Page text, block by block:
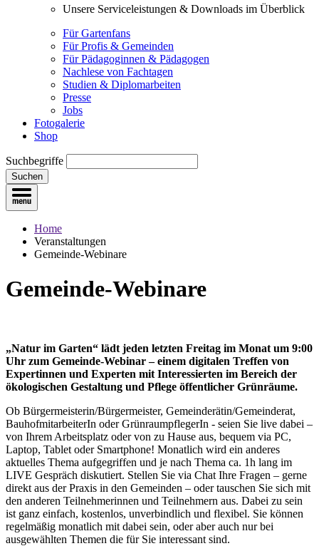
Unsere Serviceleistungen & Downloads im Überblick
Für Gartenfans
Für Profis & Gemeinden
Für Pädagoginnen & Pädagogen
Nachlese von Fachtagen
Studien & Diplomarbeiten
Presse
Jobs
Fotogalerie
Shop
Suchbegriffe
Suchen
Home
Veranstaltungen
Gemeinde-Webinare
Gemeinde-Webinare
„Natur im Garten“ lädt jeden letzten Freitag im Monat um 9:00
Uhr zum Gemeinde-Webinar – einem digitalen Treffen von
Expertinnen und Experten mit Interessierten im Bereich der
ökologischen Gestaltung und Pflege öffentlicher Grünräume.
Ob Bürgermeisterin/Bürgermeister, Gemeinderätin/Gemeinderat,
BauhofmitarbeiterIn oder GrünraumpflegerIn - seien Sie live dabei –
von Ihrem Arbeitsplatz oder von zu Hause aus, bequem via PC,
Laptop, Tablet oder Smartphone! Monatlich wird ein anderes
aktuelles Thema aufgegriffen und je nach Thema ca. 1h lang im
LIVE Gespräch diskutiert. Stellen Sie via Chat Ihre Fragen – gerne
direkt aus der Praxis in den Gemeinden – oder tauschen Sie sich mit
den anderen Teilnehmerinnen und Teilnehmern aus. Dabei zu sein
ist ganz einfach, kostenlos, unverbindlich und flexibel. Sie können
regelmäßig monatlich mit dabei sein, oder aber auch nur bei
ausgewählten Themen die für Sie interessant sind.